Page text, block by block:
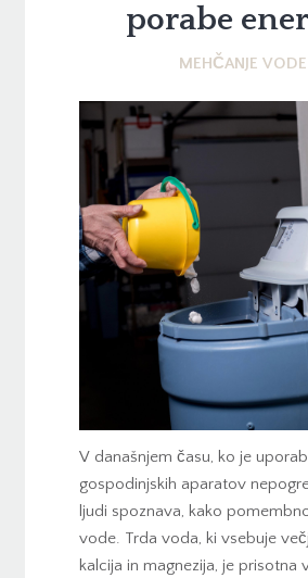
porabe
MEHČANJE VODE
V današnjem času, ko je
gospodinjskih aparatov
ljudi spoznava, kako
vode. Trda voda, ki vsebuje
kalcija in magnezija, je prisotna